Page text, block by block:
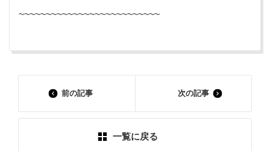
~~~~~~~~~~~~~~~~~~~~~~~~~~
前の記事
一覧に戻る
次の記事